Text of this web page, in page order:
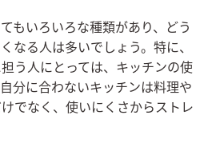
もいろいろな種類があり、どう
なる人は多いでしょう。特に、
う人にとっては、キッチンの使
分に合わないキッチンは料理や
でなく、使いにくさからストレ